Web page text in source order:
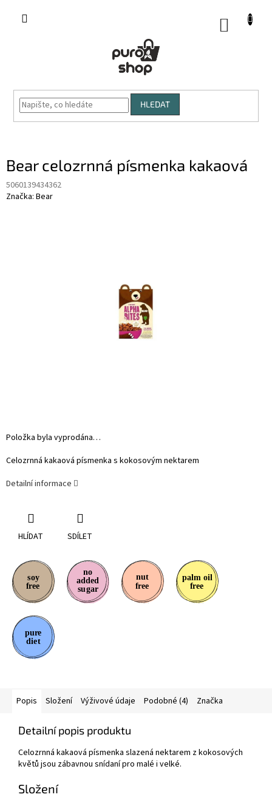
HLEDAT
Bear celozrnná písmenka kakaová
5060139434362
Značka: Bear
Položka byla vyprodána…
Celozrnná kakaová písmenka s kokosovým nektarem
Detailní informace
HLÍDAT SDÍLET
Popis Složení Výživové údaje Podobné (4) Značka
Detailní popis produktu
Celozrnná kakaová písmenka slazená nektarem z kokosových
květů jsou zábavnou snídaní pro malé i velké.
Složení